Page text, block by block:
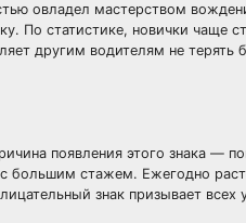
овладел мастерством
По статистике, новички чаще
другим водителям не
появления этого знака —
стажем. Ежегодно
знак призывает